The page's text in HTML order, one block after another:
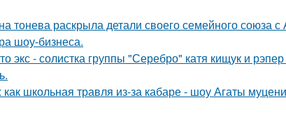
тонева раскрыла детали своего семейного союза
шоу-бизнеса.
экс - солистка группы "Серебро" катя кищук и
школьная травля из-за кабаре - шоу Агаты